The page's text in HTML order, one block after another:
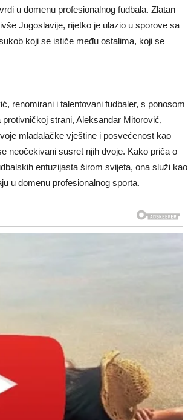
u domenu profesionalnog fudbala. Zlatan
Jugoslavije, rijetko je ulazio u sporove sa
koji se ističe među ostalima, koji se
renomirani i talentovani fudbaler, s ponosom
strani, Aleksandar Mitorović,
mladalačke vještine i posvećenost kao
neočekivani susret njih dvoje. Kako priča o
entuzijasta širom svijeta, ona služi kao
u domenu profesionalnog sporta.